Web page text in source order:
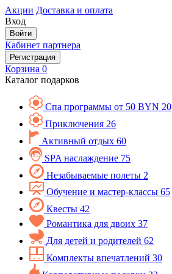
Акции Доставка и оплата
Вход
Войти
Кабинет партнера
Регистрация
Корзина 0
Каталог подарков
Спа программы от 50 BYN 20
Приключения 26
Активный отдых 60
SPA наслаждение 75
Незабываемые полеты 2
Обучение и мастер-классы 65
Квесты 42
Романтика для двоих 37
Для детей и родителей 62
Комплекты впечатлений 30